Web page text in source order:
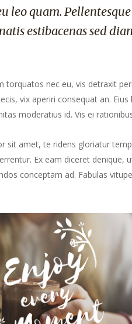
leo quam.
estibacenas sed
torquatos nec eu, vis detraxit
vix aperiri consequat an.
moderatius id. Vis ei
sit amet, te ridens gloriatur
Ex eam diceret denique,
conceptam ad. Fabulas